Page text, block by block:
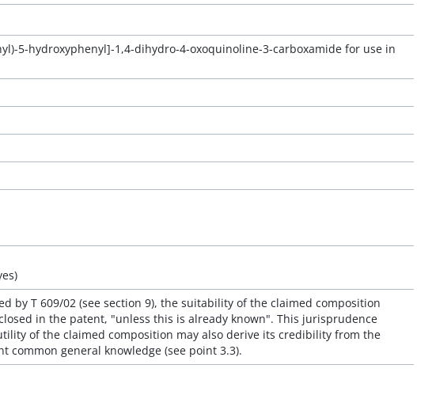
5-hydroxyphenyl]-1,4-dihydro-4-oxoquinoline-3-carboxamide for use in
by T 609/02 (see section 9), the suitability of the claimed composition
in the patent, "unless this is already known". This jurisprudence
of the claimed composition may also derive its credibility from the
general knowledge (see point 3.3).